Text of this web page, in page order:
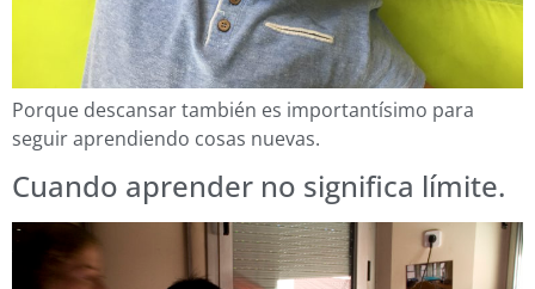
Porque descansar también es importantísimo para
seguir aprendiendo cosas nuevas.
Cuando aprender no significa límite.